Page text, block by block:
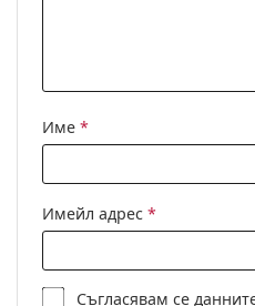
Име *
Имейл адрес *
Съгласявам се